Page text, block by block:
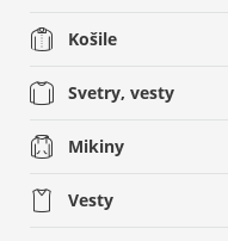
Košile
Svetry, vesty
Mikiny
Vesty